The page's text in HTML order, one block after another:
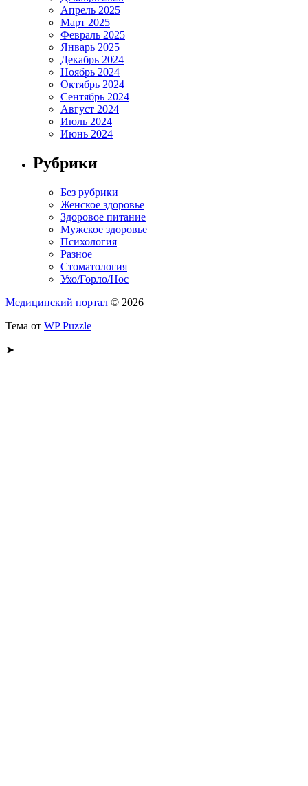
Апрель 2025
Март 2025
Февраль 2025
Январь 2025
Декабрь 2024
Ноябрь 2024
Октябрь 2024
Сентябрь 2024
Август 2024
Июль 2024
Июнь 2024
Рубрики
Без рубрики
Женское здоровье
Здоровое питание
Мужское здоровье
Психология
Разное
Стоматология
Ухо/Горло/Нос
Медицинский портал © 2026
Тема от WP Puzzle
➤